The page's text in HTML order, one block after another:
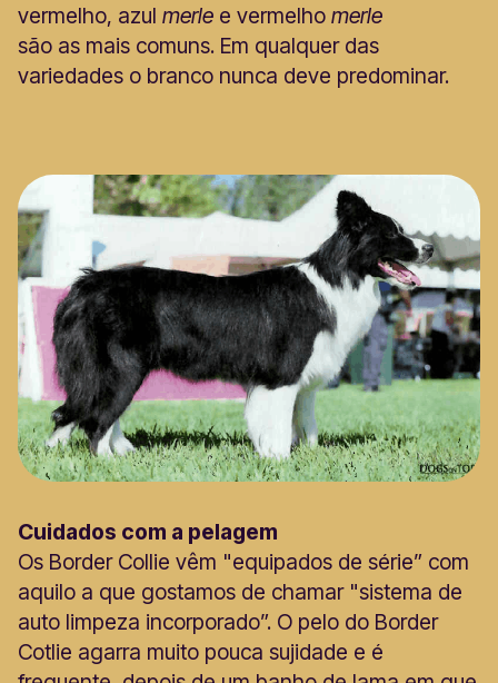
vermelho, azul merle e vermelho merle
são as mais comuns. Em qualquer das
variedades o branco nunca deve predominar.
Cuidados com a pelagem
Os Border Collie vêm "equipados de série” com
aquilo a que gostamos de chamar "sistema de
auto limpeza incorporado”. O pelo do Border
Cotlie agarra muito pouca sujidade e é